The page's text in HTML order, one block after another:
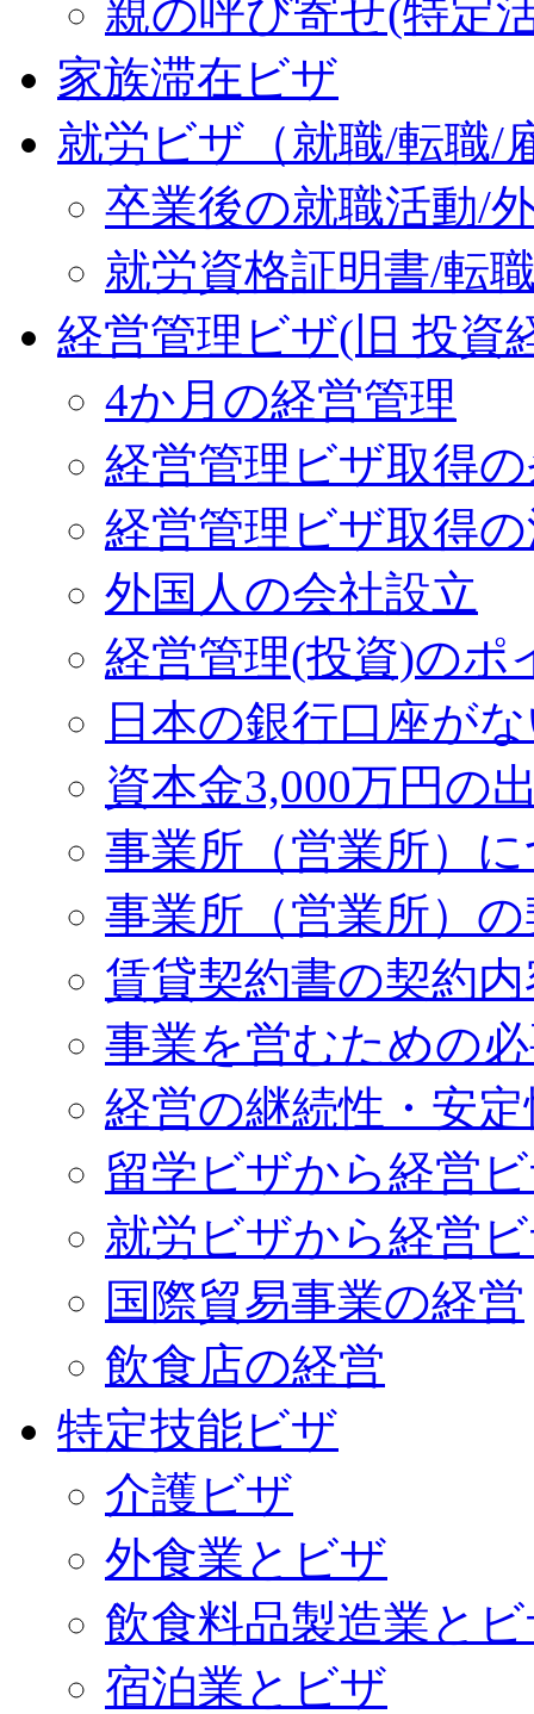
親の呼び寄せ(特定
家族滞在ビザ
就労ビザ（就職/転職/
卒業後の就職活動/
就労資格証明書/転
経営管理ビザ(旧 投資
4か月の経営管理
経営管理ビザ取得
経営管理ビザ取得
外国人の会社設立
経営管理(投資)のポ
日本の銀行口座が
資本金3,000万円の
事業所（営業所）
事業所（営業所）
賃貸契約書の契約
事業を営むための
経営の継続性・安
留学ビザから経営
就労ビザから経営
国際貿易事業の経営
飲食店の経営
特定技能ビザ
介護ビザ
外食業とビザ
飲食料品製造業と
宿泊業とビザ